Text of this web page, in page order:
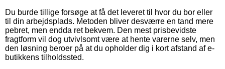
Du burde tillige forsøge at få det leveret til hvor du bor eller
til din arbejdsplads. Metoden bliver desværre en tand mere
pebret, men endda ret bekvem. Den mest prisbevidste
fragtform vil dog utvivlsomt være at hente varerne selv, men
den løsning beroer på at du opholder dig i kort afstand af e-
butikkens tilholdssted.